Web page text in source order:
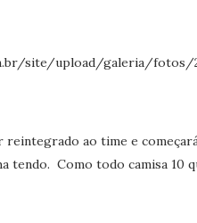
reintegrado ao time e
tendo. Como todo camisa 10